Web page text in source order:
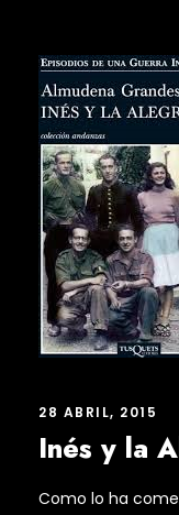
28 ABRIL, 2015
Inés y la
Como lo ha